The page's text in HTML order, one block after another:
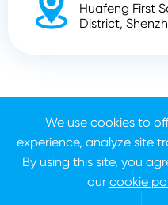

Huafeng First
District,
Co., Ltd.Todos
Sitemap
We use cookies to
experience, analyze site
By using this site, you
our cookie